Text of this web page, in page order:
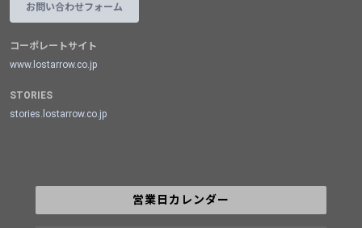
お問い合わせフォーム
コーポレートサイト
www.lostarrow.co.jp
STORIES
stories.lostarrow.co.jp
営業日カレンダー